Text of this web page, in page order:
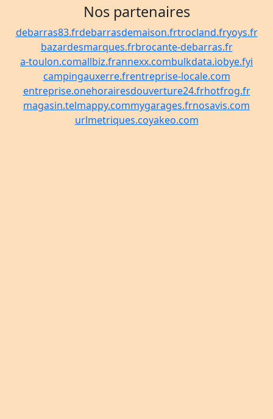
Nos partenaires
debarras83.frdebarrasdemaison.frtrocland.fryoys.fr
bazardesmarques.frbrocante-debarras.fr
a-toulon.comallbiz.frannexx.combulkdata.iobye.fyi
campingauxerre.frentreprise-locale.com
entreprise.onehorairesdouverture24.frhotfrog.fr
magasin.telmappy.commygarages.frnosavis.com
urlmetriques.coyakeo.com